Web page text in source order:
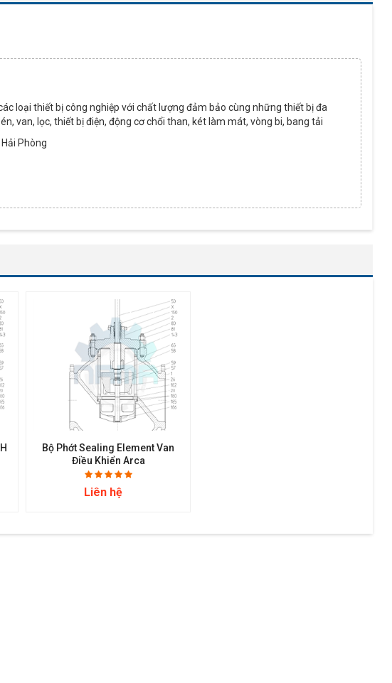
loại thiết bị công nghiệp với chất lượng đảm bảo cùng những thiết bị đa
van, lọc, thiết bị điện, động cơ chổi than, két làm mát, vòng bi, bang tải
Phòng
Bộ Phớt Sealing Element Van
Điều Khiển Arca
Liên hệ